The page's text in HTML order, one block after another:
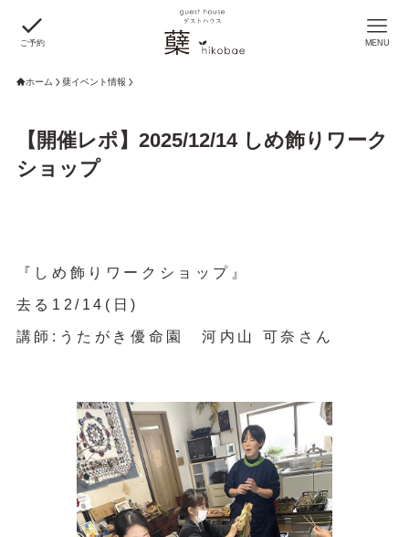
ご予約 MENU
ホーム 蘖イベント情報
【開催レポ】2025/12/14 しめ飾りワーク
ショップ
『しめ飾り ワークショップ 』
去る12/14(日)
講師:うたがき優命園 河内山 可奈さん